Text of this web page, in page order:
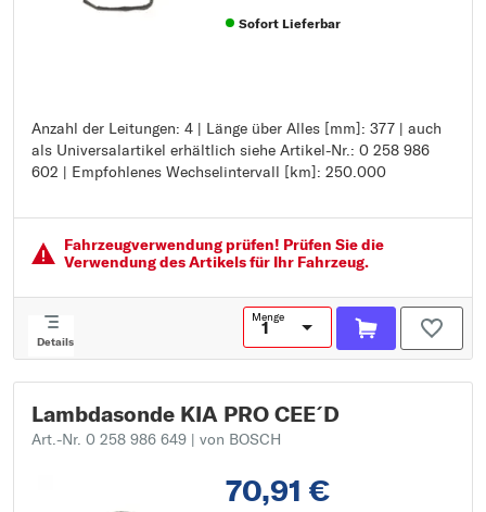
Sofort Lieferbar
Anzahl der Leitungen: 4 | Länge über Alles [mm]: 377 | auch
als Universalartikel erhältlich siehe Artikel-Nr.: 0 258 986
602 | Empfohlenes Wechselintervall [km]: 250.000
Anzahl der Leitungen: 4
Länge über Alles [mm]: 377
auch als Universalartikel erhältlich siehe Artikel-Nr.: 0 258
Empfohlenes Wechselintervall [km]: 250.000
Fahrzeugver­wendung prüfen! Prüfen Sie die
Verwendung des Artikels für Ihr Fahrzeug.
Details
Menge
Lambdasonde KIA PRO CEE´D
Art.-Nr. 0 258 986 649 | von BOSCH
70,91 €